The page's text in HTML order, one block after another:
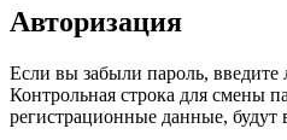
Авторизация
Если вы забыли пароль,
Контрольная строка для смены
регистрационные данные,